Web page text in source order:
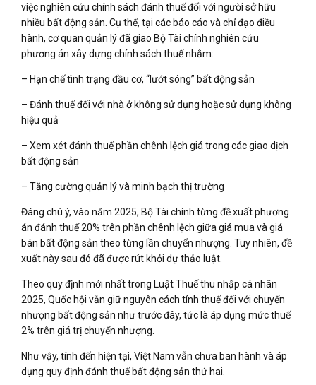
việc nghiên cứu chính sách đánh thuế đối với người sở hữu
nhiều bất động sản. Cụ thể, tại các báo cáo và chỉ đạo điều
hành, cơ quan quản lý đã giao Bộ Tài chính nghiên cứu
phương án xây dựng chính sách thuế nhằm:
– Hạn chế tình trạng đầu cơ, “lướt sóng” bất động sản
– Đánh thuế đối với nhà ở không sử dụng hoặc sử dụng không
hiệu quả
– Xem xét đánh thuế phần chênh lệch giá trong các giao dịch
bất động sản
– Tăng cường quản lý và minh bạch thị trường
Đáng chú ý, vào năm 2025, Bộ Tài chính từng đề xuất phương
án đánh thuế 20% trên phần chênh lệch giữa giá mua và giá
bán bất động sản theo từng lần chuyển nhượng. Tuy nhiên, đề
xuất này sau đó đã được rút khỏi dự thảo luật.
Theo quy định mới nhất trong Luật Thuế thu nhập cá nhân
2025, Quốc hội vẫn giữ nguyên cách tính thuế đối với chuyển
nhượng bất động sản như trước đây, tức là áp dụng mức thuế
2% trên giá trị chuyển nhượng.
Như vậy, tính đến hiện tại, Việt Nam vẫn chưa ban hành và áp
dụng quy định đánh thuế bất động sản thứ hai.